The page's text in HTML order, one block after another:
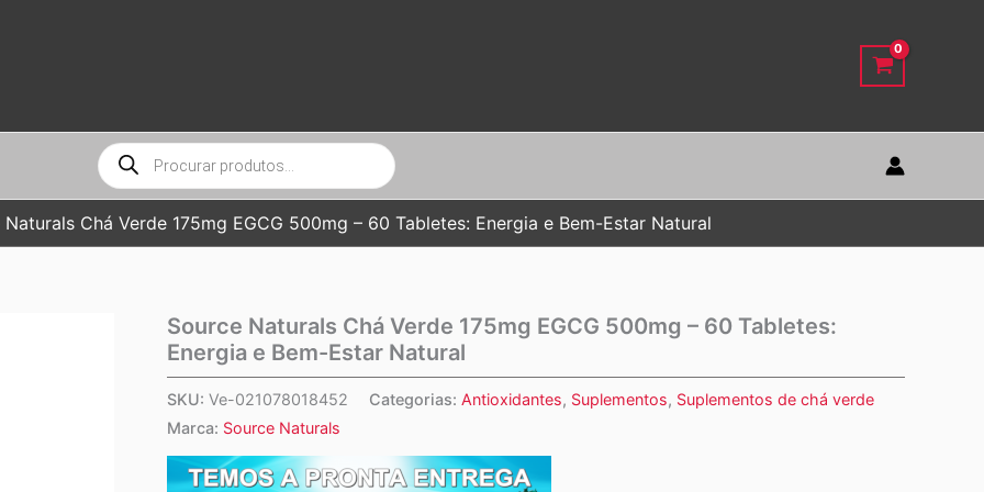
Pesquisar
produtos
Naturals Chá Verde 175mg EGCG 500mg – 60 Tabletes: Energia e Bem-Estar Natural
Source Naturals Chá Verde 175mg EGCG 500mg – 60 Tabletes:
Energia e Bem-Estar Natural
SKU: Ve-021078018452 Categorias: Antioxidantes, Suplementos, Suplementos de chá verde
Marca: Source Naturals